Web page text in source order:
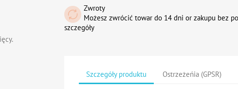
Zwroty
Możesz zwrócić towar do 14 dni or zakupu bez
szczegóły
Szczegóły produktu Ostrzeżeńia (GPSR)